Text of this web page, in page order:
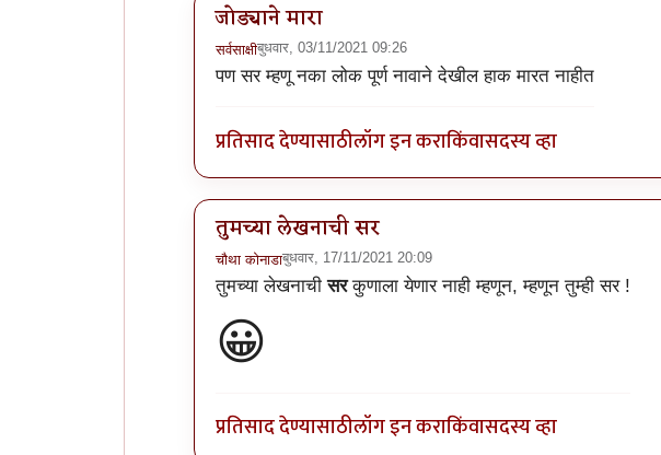
जोड्याने मारा
सर्वसाक्षीबुधवार, 03/11/2021 09:26
In reply toअस्सल मोहाची स्टोरी अस्सलbyचौथा कोनाडा
पण सर म्हणू नका लोक पूर्ण नावाने देखील हाक मारत नाहीत
प्रतिसाद देण्यासाठीलॉग इन कराकिंवासदस्य व्हा
तुमच्या लेखनाची सर
चौथा कोनाडाबुधवार, 17/11/2021 20:09
In reply toअस्सल मोहाची स्टोरी अस्सलbyचौथा कोनाडा
तुमच्या लेखनाचीसरकुणाला येणार नाही म्हणून, म्हणून तुम्ही सर !
😀
प्रतिसाद देण्यासाठीलॉग इन कराकिंवासदस्य व्हा